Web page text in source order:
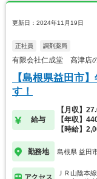
更新日：2024年11月19日
正社員 調剤薬局
有限会社仁成堂 高津店
【島根県益田市
す！
給与
【月収】
【年収】
【時給】
勤務地 島根県 益田
アクセス
ＪＲ山陰本